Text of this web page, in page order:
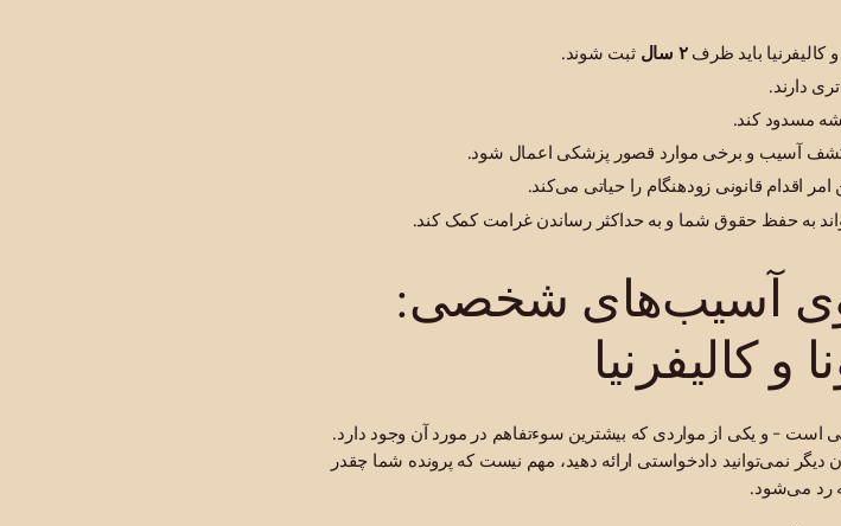
و کالیفرنیا باید ظرف۲ سال
ثبت شوند.
دارند.
مسدود کند.
کشف آسیب و برخی موارد قصور پزشکی اعمال شود.
اقدام قانونی زودهنگام را حیاتی می‌کند.
به حفظ حقوق شما و به حداکثر رساندن غرامت کمک کند.
آسیب‌های شخصی:
و کالیفرنیا
- و یکی از مواردی که بیشترین سوءتفاهم در مورد آن وجود دارد.
نمی‌توانید دادخواستی ارائه دهید، مهم نیست که پرونده شما چقدر
رد می‌شود.